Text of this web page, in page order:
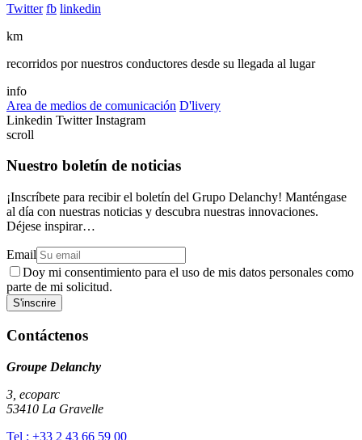
Twitter fb linkedin
km
recorridos por nuestros conductores desde su llegada al lugar
info
Area de medios de comunicación D'livery
Linkedin Twitter Instagram
scroll
Nuestro boletín de noticias
¡Inscríbete para recibir el boletín del Grupo Delanchy! Manténgase
al día con nuestras noticias y descubra nuestras innovaciones.
Déjese inspirar…
Email
Doy mi consentimiento para el uso de mis datos personales como
parte de mi solicitud.
Contáctenos
Groupe Delanchy
3, ecoparc
53410 La Gravelle
Tel : +33 2 43 66 59 00